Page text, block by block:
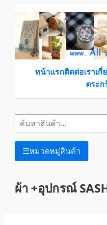
หน้าแรกติดต่อเราเกี่
ตระ
☰หมวดหมู่สินค้า
ผ้า +อุปกรณ์